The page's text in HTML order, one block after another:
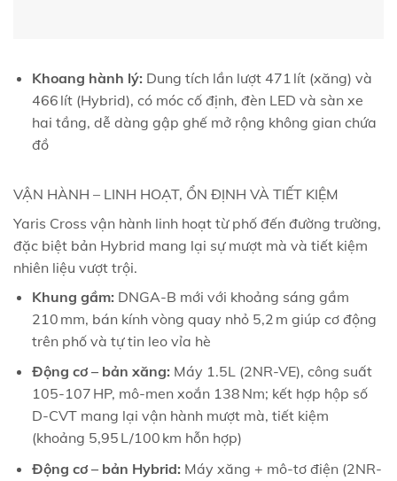
Khoang hành lý:Dung tích lần lượt 471 lít (xăng) và
466 lít (Hybrid), có móc cố định, đèn LED và sàn xe
hai tầng, dễ dàng gập ghế mở rộng không gian chứa
đồ
VẬN HÀNH – LINH HOẠT, ỔN ĐỊNH VÀ TIẾT KIỆM
Yaris Cross vận hành linh hoạt từ phố đến đường trường,
đặc biệt bản Hybrid mang lại sự mượt mà và tiết kiệm
nhiên liệu vượt trội.
Khung gầm:DNGA-B mới với khoảng sáng gầm
210 mm, bán kính vòng quay nhỏ 5,2 m giúp cơ động
trên phố và tự tin leo vỉa hè
Động cơ – bản xăng:Máy 1.5L (2NR-VE), công suất
105‑107 HP, mô-men xoắn 138 Nm; kết hợp hộp số
D‑CVT mang lại vận hành mượt mà, tiết kiệm
(khoảng 5,95 L/100 km hỗn hợp)
Động cơ – bản Hybrid:Máy xăng + mô‑tơ điện (2NR-